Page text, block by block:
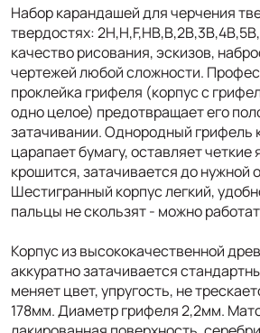
Набор карандашей для черчения
твердостях:
качество рисования, эскизов,
чертежей любой сложности.
проклейка грифеля (корпус с
одно целое) предотвращает его
затачивании. Однородный грифель
царапает бумагу, оставляет четкие
крошится, затачивается до нужной
Шестигранный корпус легкий,
пальцы не скользят - можно
Корпус из высококачественной
аккуратно затачивается
меняет цвет, упругость, не
178мм. Диаметр грифеля 2,2мм.